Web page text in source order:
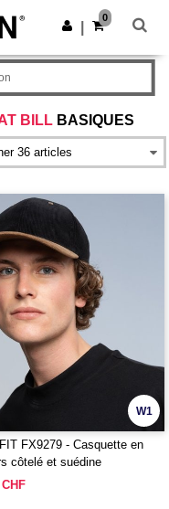
Obtenir l'appli
0
BILL BASIQUES
W1
FX9279 - Casquette en
côtelé et suédine